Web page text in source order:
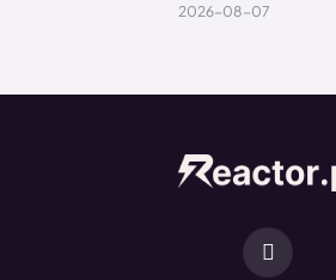
2026-08-07
Facebook